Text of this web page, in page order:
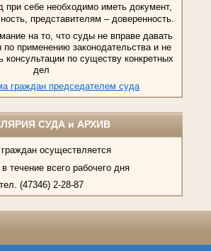
себе необходимо иметь документ,
представителям – доверенность.
на то, что суды не вправе давать
применению законодательства и не
консультации по существу конкретных
дел
граждан председателем суда
СУДА и АРХИВ
осуществляется
течение всего рабочего дня
тел. (47346) 2-28-87